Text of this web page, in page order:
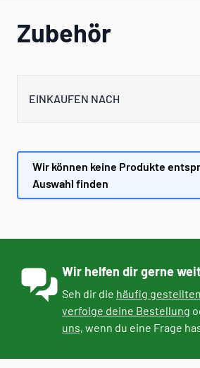
Zubehör
EINKAUFEN NACH
Wir können keine Produkte
Auswahl finden
Wir helfen dir gerne
Seh dir die häufig
verfolge deine Bestellung
uns, wenn du eine Frage